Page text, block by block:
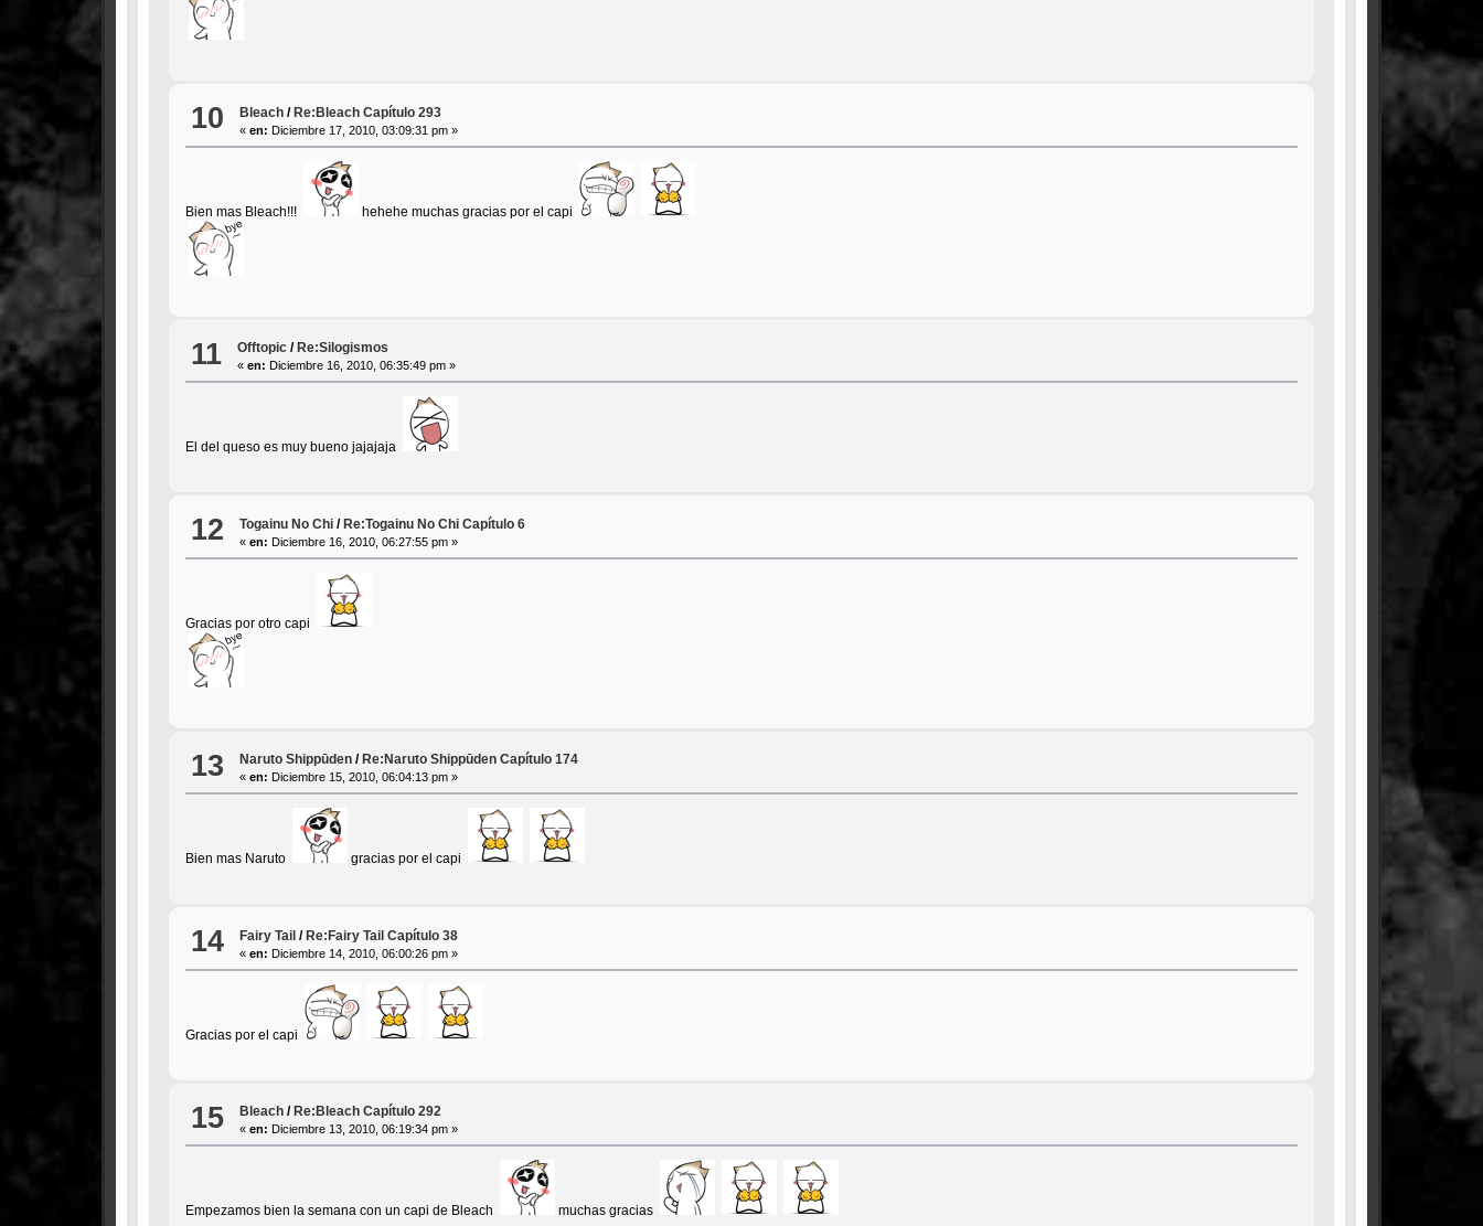
10 Bleach /Re:Bleach Capítulo 293
«en: Diciembre 17, 2010, 03:09:31 pm »
Bien mas Bleach!!! hehehe muchas gracias por el capi
11 Offtopic / Re:Silogismos
«en: Diciembre 16, 2010, 06:35:49 pm »
El del queso es muy bueno jajajaja
12 Togainu No Chi /Re:Togainu No Chi Capítulo 6
«en: Diciembre 16, 2010, 06:27:55 pm »
Gracias por otro capi
13 Naruto Shippūden / Re:Naruto Shippūden Capítulo 174
«en: Diciembre 15, 2010, 06:04:13 pm »
Bien mas Naruto gracias por el capi
14 Fairy Tail /Re:Fairy Tail Capítulo 38
«en: Diciembre 14, 2010, 06:00:26 pm »
Gracias por el capi
15 Bleach / Re:Bleach Capítulo 292
«en: Diciembre 13, 2010, 06:19:34 pm »
Empezamos bien la semana con un capi de Bleach muchas gracias